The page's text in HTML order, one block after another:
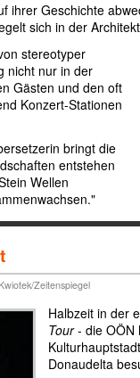
ihrer Geschichte
sich in der
stereotyper
nicht nur in der
Gästen und den oft
Konzert-Stationen
bringt die
entstehen
Wellen
Zeitenspiegel
Halbzeit in der
Tour- die OÖN
Donaudelta